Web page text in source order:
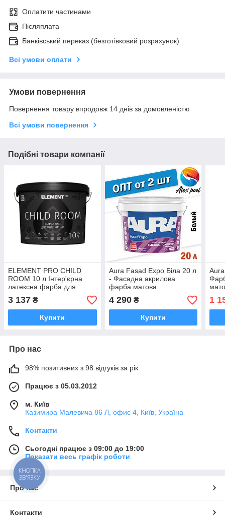
Оплатити частинами
Післяплата
Банківський переказ (безготівковий розрахунок)
Всі умови оплати
Умови повернення
Повернення товару впродовж 14 днів за домовленістю
Всі умови повернення
Подібні товари компанії
ELEMENT PRO CHILD
ROOM 10 л Інтер'єрна
латексна фарба для
дитячих кімнат,
шовковисто-матова
3 137 ₴
Купити
Aura Fasad Expo Біла 20 л
- Фасадна акрилова
фарба матова
універсальна для
зовнішніх і внутрішніх
робіт
4 290₴
Купити
1
Про нас
98% позитивних з 98 відгуків за рік
Працює з 05.03.2012
м. Київ
Казимира Малевича 86 Л, офис 4, Київ, Україна
Контакти
Сьогодні працює з 09:00 до 19:00
Показати весь графік роботи
Про нас
Контакти
КНОПКА
ЗВ'ЯЗКУ